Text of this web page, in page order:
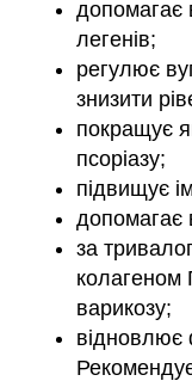
допомагає
легенів;
регулює
знизити
покращує
псоріазу;
підвищує
допомагає
за
варикозу;
відновлює